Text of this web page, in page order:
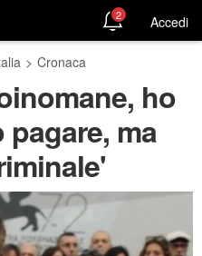
2 Accedi
> Cronaca
ho
ma